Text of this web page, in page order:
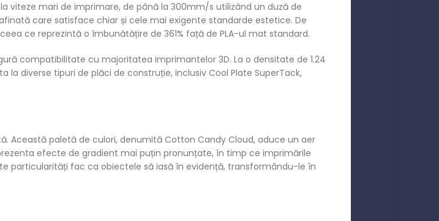
mari de imprimare, de până la 300mm/s utilizând un duză de
care satisface chiar și cele mai exigente standarde estetice. De
ce reprezintă o îmbunătățire de 361% față de PLA-ul mat standard.
compatibilitate cu majoritatea imprimantelor 3D. La o densitate de 1.24
diverse tipuri de plăci de construție, inclusiv Cool Plate SuperTack,
Această paletă de culori, denumită Cotton Candy Cloud, aduce un aer
efecte de gradient mai puțin pronunțate, în timp ce imprimările
particularități fac ca obiectele să iasă în evidență, transformându-le în